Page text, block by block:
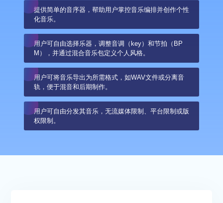
提供简单的音序器，帮助用户掌控音乐编排并创作个性
化音乐。
用户可自由选择乐器，调整音调（key）和节拍（BP
M），并通过混合音乐包定义个人风格。
用户可将音乐导出为所需格式，如WAV文件或分离音
轨，便于混音和后期制作。
用户可自由分发其音乐，无流媒体限制、平台限制或版
权限制。